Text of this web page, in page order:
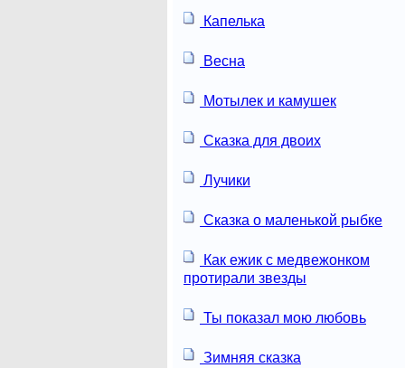
Капелька
Весна
Мотылек и камушек
Сказка для двоих
Лучики
Сказка о маленькой рыбке
Как ежик с медвежонком
протирали звезды
Ты показал мою любовь
Зимняя сказка